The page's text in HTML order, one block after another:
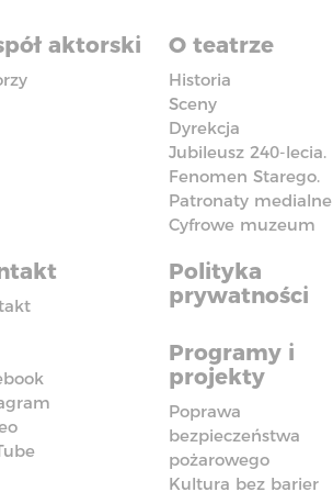
aktorski O teatrze
Historia
Sceny
Dyrekcja
Jubileusz 240-lecia.
Fenomen Starego.
Patronaty medialne
Cyfrowe muzeum
Polityka
prywatności
Programy i
projekty
Poprawa
bezpieczeństwa
pożarowego
Kultura bez barier